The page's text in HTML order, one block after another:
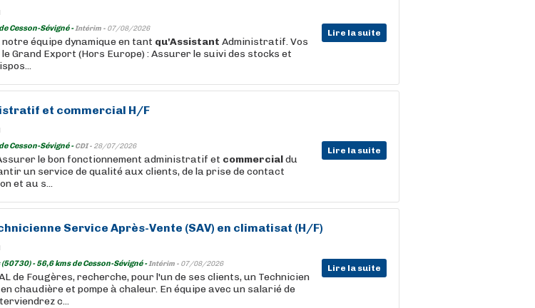
Cesson-Sévigné -Intérim - 07/08/2026 Lire la suite
notre équipe dynamique en tant qu'Assistant Administratif. Vos
Grand Export (Hors Europe) : Assurer le suivi des stocks et
et commercial H/F
Cesson-Sévigné -CDI - 28/07/2026 Lire la suite
le bon fonctionnement administratif et commercialdu
un service de qualité aux clients, de la prise de contact
et au s...
Service Après-Vente (SAV) en climatisat (H/F)
- 56,6 kms de Cesson-Sévigné -Intérim - 07/08/2026 Lire la suite
de Fougères, recherche, pour l'un de ses clients, un Technicien
chaudière et pompe à chaleur. En équipe avec un salarié de
c...